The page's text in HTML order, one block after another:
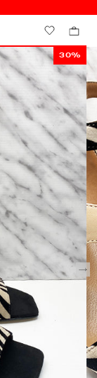
0
30%